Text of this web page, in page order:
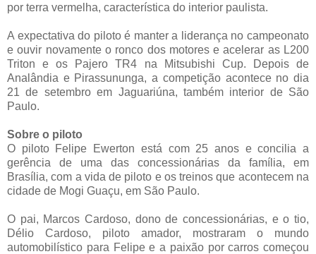
por terra vermelha, característica do interior paulista.
A expectativa do piloto é manter a liderança no campeonato
e ouvir novamente o ronco dos motores e acelerar as L200
Triton e os Pajero TR4 na Mitsubishi Cup. Depois de
Analândia e Pirassununga, a competição acontece no dia
21 de setembro em Jaguariúna, também interior de São
Paulo.
Sobre o piloto
O piloto Felipe Ewerton está com 25 anos e concilia a
gerência de uma das concessionárias da família, em
Brasília, com a vida de piloto e os treinos que acontecem na
cidade de Mogi Guaçu, em São Paulo.
O pai, Marcos Cardoso, dono de concessionárias, e o tio,
Délio Cardoso, piloto amador, mostraram o mundo
automobilístico para Felipe e a paixão por carros começou